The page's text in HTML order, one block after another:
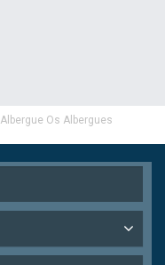
Albergue Os Albergues